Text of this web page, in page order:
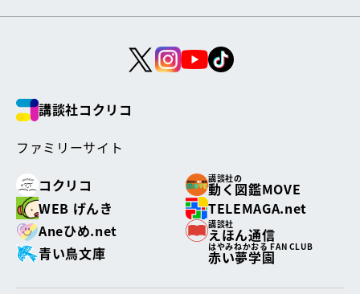
講談社コクリコ
ファミリーサイト
コクリコ
講談社の
動く図鑑MOVE
WEB げんき
TELEMAGA.net
Aneひめ.net
講談社
えほん通信
青い鳥文庫
はやみねかおる FAN CLUB
赤い夢学園